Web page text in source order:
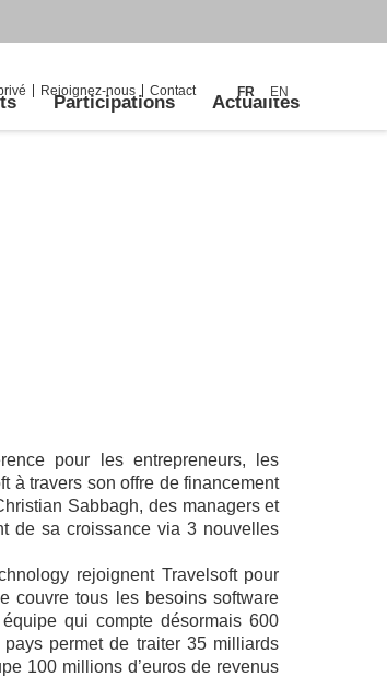
FR EN
Rejoignez-nous Contact
Participations Actualités
pour les entrepreneurs, les
à travers son offre de financement
Sabbagh, des managers et
de sa croissance via 3 nouvelles
rejoignent Travelsoft pour
couvre tous les besoins software
qui compte désormais 600
permet de traiter 35 milliards
100 millions d’euros de revenus